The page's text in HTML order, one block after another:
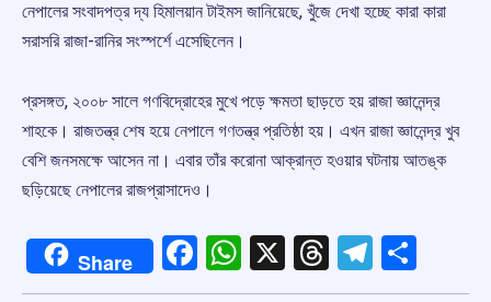
নেপালের সংবাদপত্র দ্য হিমালয়ান টাইমস জানিয়েছে, খুঁজে দেখা হচ্ছে কারা কারা
সরাসরি রাজা-রানির সংস্পর্শে এসেছিলেন।
প্রসঙ্গত, ২০০৮ সালে গণবিদ্রোহের মুখে পড়ে ক্ষমতা ছাড়তে হয় রাজা জ্ঞানেন্দ্র
শাহকে। রাজতন্ত্র শেষ হয়ে নেপালে গণতন্ত্র প্রতিষ্ঠা হয়। এখন রাজা জ্ঞানেন্দ্র খুব
বেশি জনসমক্ষে আসেন না। এবার তাঁর করোনা আক্রান্ত হওয়ার ঘটনায় আতঙ্ক
ছড়িয়েছে নেপালের রাজপ্রাসাদেও।
Share Facebook
WhatsApp
X Threads